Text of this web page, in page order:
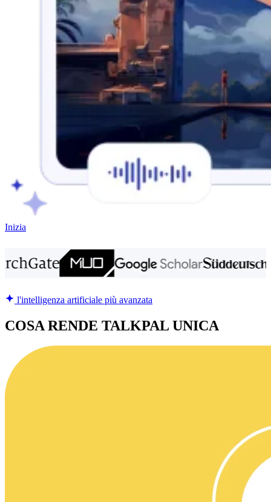
Inizia
l'intelligenza artificiale più avanzata
COSA RENDE TALKPAL UNICA